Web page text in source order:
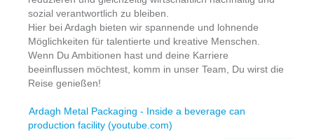
sozial verantwortlich zu bleiben.
Hier bei Ardagh bieten wir spannende und lohnende
Möglichkeiten für talentierte und kreative Menschen.
Wenn Du Ambitionen hast und deine Karriere
beeinflussen möchtest, komm in unser Team, Du wirst die
Reise genießen!
Ardagh Metal Packaging - Inside a beverage can
production facility (youtube.com)